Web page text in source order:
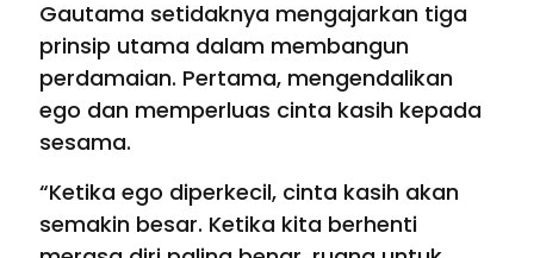
Gautama setidaknya mengajarkan tiga
prinsip utama dalam membangun
perdamaian. Pertama, mengendalikan
ego dan memperluas cinta kasih kepada
sesama.
“Ketika ego diperkecil, cinta kasih akan
semakin besar. Ketika kita berhenti